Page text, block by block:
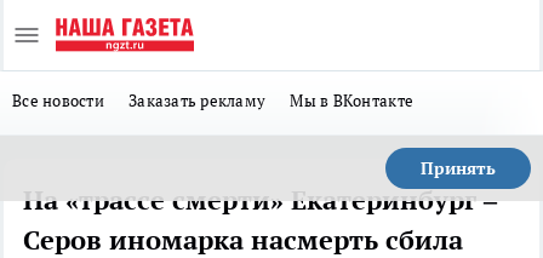
Все новости Заказать рекламу Мы в ВКонтакте
Принять
На «трассе смерти» Екатеринбург –
Серов иномарка насмерть сбила